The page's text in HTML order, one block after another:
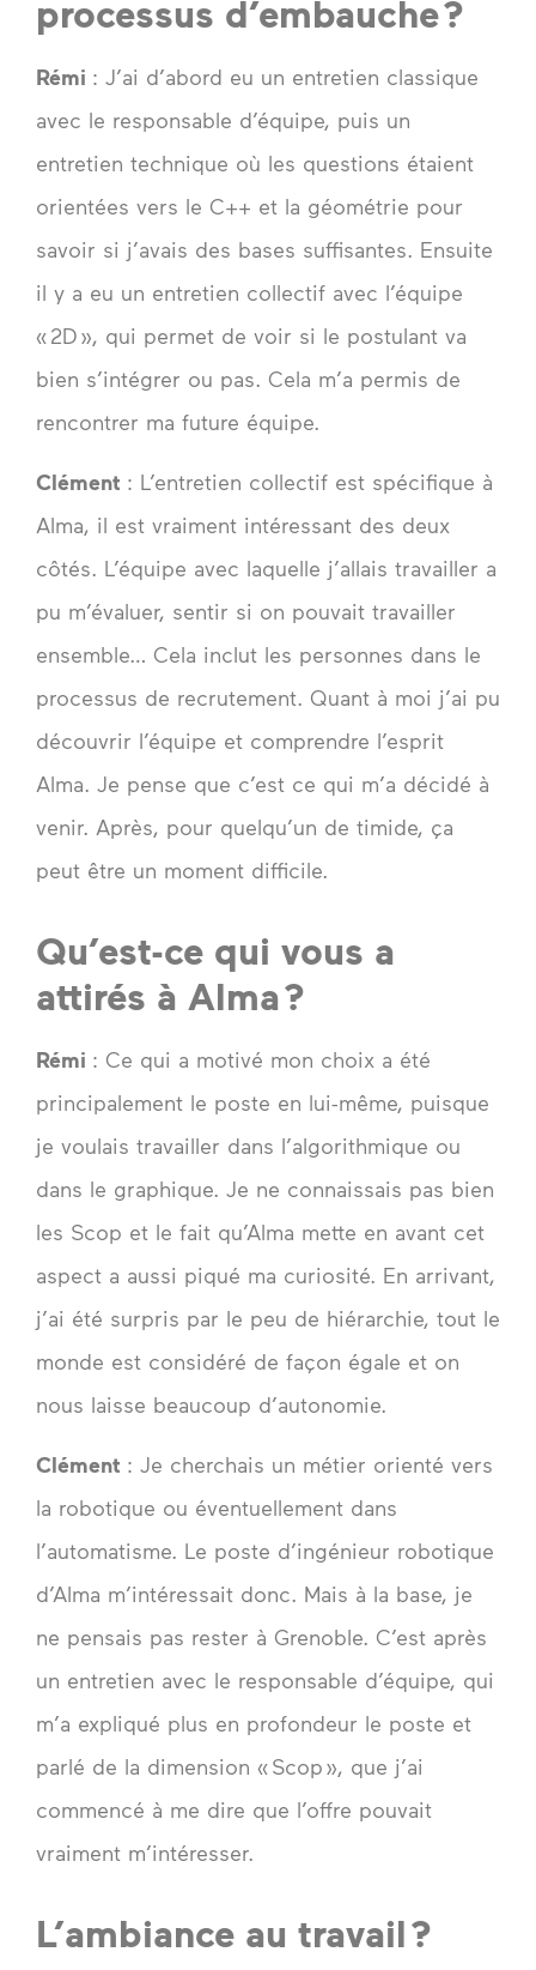
processus d’embauche ?
Rémi : J’ai d’abord eu un entretien classique
avec le responsable d’équipe, puis un
entretien technique où les questions étaient
orientées vers le C++ et la géométrie pour
savoir si j’avais des bases suffisantes. Ensuite
il y a eu un entretien collectif avec l’équipe
« 2D », qui permet de voir si le postulant va
bien s’intégrer ou pas. Cela m’a permis de
rencontrer ma future équipe.
Clément : L’entretien collectif est spécifique à
Alma, il est vraiment intéressant des deux
côtés. L’équipe avec laquelle j’allais travailler a
pu m’évaluer, sentir si on pouvait travailler
ensemble… Cela inclut les personnes dans le
processus de recrutement. Quant à moi j’ai pu
découvrir l’équipe et comprendre l’esprit
Alma. Je pense que c’est ce qui m’a décidé à
venir. Après, pour quelqu’un de timide, ça
peut être un moment difficile.
Qu’est-ce qui vous a
attirés à Alma ?
Rémi : Ce qui a motivé mon choix a été
principalement le poste en lui-même, puisque
je voulais travailler dans l’algorithmique ou
dans le graphique. Je ne connaissais pas bien
les Scop et le fait qu’Alma mette en avant cet
aspect a aussi piqué ma curiosité. En arrivant,
j’ai été surpris par le peu de hiérarchie, tout le
monde est considéré de façon égale et on
nous laisse beaucoup d’autonomie.
Clément : Je cherchais un métier orienté vers
la robotique ou éventuellement dans
l’automatisme. Le poste d’ingénieur robotique
d’Alma m’intéressait donc. Mais à la base, je
ne pensais pas rester à Grenoble. C’est après
un entretien avec le responsable d’équipe, qui
m’a expliqué plus en profondeur le poste et
parlé de la dimension « Scop », que j’ai
commencé à me dire que l’offre pouvait
vraiment m’intéresser.
L’ambiance au travail ?